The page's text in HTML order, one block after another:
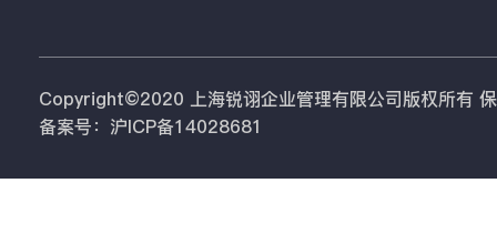
Copyright©2020 上海锐诩企业管理有限公司版权所有
备案号：沪ICP备14028681